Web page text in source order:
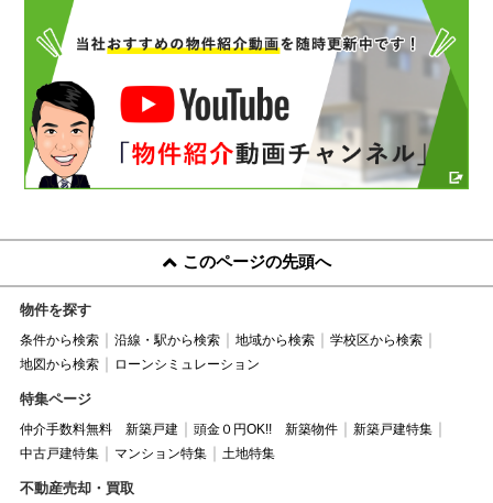
このページの先頭へ
物件を探す
条件から検索 沿線・駅から検索 地域から検索
学校区から検索
地図から検索
ローンシミュレーション
特集ページ
仲介手数料無料 新築戸建 頭金０円OK!! 新築物件
新築戸建特集
中古戸建特集
マンション特集 土地特集
不動産売却・買取